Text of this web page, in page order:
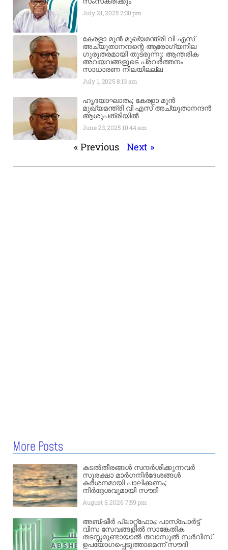
July 21, 20252:30 pm
കേരളാ മുൻ മുഖ്യമന്ത്രി വി എസ്
അച്യുതാനന്ദന്റെ ആരോഗ്യനില
ഗുരുതരമായി തുടരുന്നു: ആന്തരിക
അവയവങ്ങളുടെ പ്രവർത്തനം
സാധാരണ നിലയിലല്ല
July 1, 20258:13 am
ഹൃദയാഘാതം; കേരളാ മുൻ
മുഖ്യമന്ത്രി വി എസ് അച്യുതാനന്ദൻ
ആശുപത്രിയിൽ
June 23, 2025 10:44 am
« Previous Next »
More Posts
കടൽതീരങ്ങൾ സന്ദർശിക്കുന്നവർ
സുരക്ഷാ മാർഗനിർദേശങ്ങൾ
കർശനമായി പാലിക്കണം;
നിർദ്ദേശവുമായി സൗദി
August 5, 2026 7:59 pm
അബ്ഷീർ പ്ലാറ്റ്‌ഫോം; പാസ്‌പോർട്ട്
വിസ സേവങ്ങളിൽ സാങ്കേതിക
തടസ്സമുണ്ടായാൽ തവാസുൽ സർവീസ്
ഉപയോഗപ്പെടുത്താമെന്ന് സൗദി